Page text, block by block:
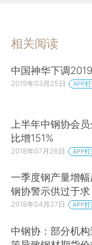
相关阅读
中国神华下调
2019年03月25日 APP
上半年中钢协会
比增151%
2018年07月26日 APP打
一季度钢产量增
钢协警示供过于求
2018年04月27日 APP打
中钢协：部分机